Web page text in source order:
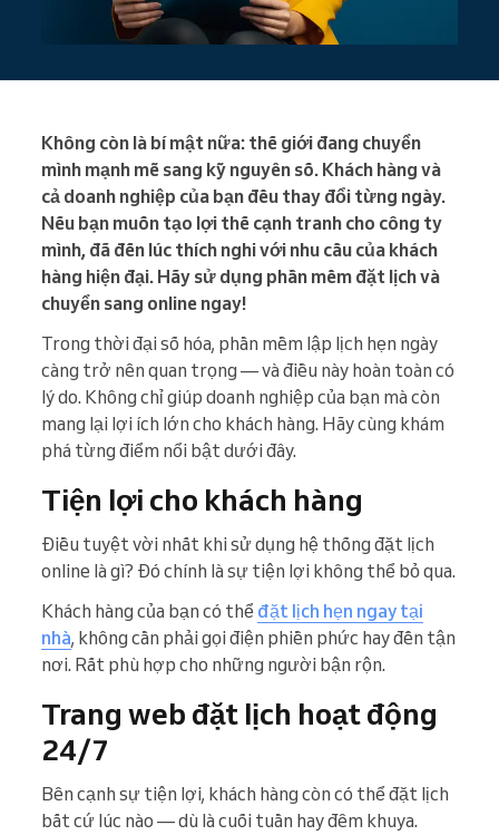
Không còn là bí mật nữa: thế giới đang chuyển
mình mạnh mẽ sang kỹ nguyên số. Khách hàng và
cả doanh nghiệp của bạn đều thay đổi từng ngày.
Nếu bạn muốn tạo lợi thế cạnh tranh cho công ty
mình, đã đến lúc thích nghi với nhu cầu của khách
hàng hiện đại. Hãy sử dụng phần mềm đặt lịch và
chuyển sang online ngay!
Trong thời đại số hóa, phần mềm lập lịch hẹn ngày
càng trở nên quan trọng — và điều này hoàn toàn có
lý do. Không chỉ giúp doanh nghiệp của bạn mà còn
mang lại lợi ích lớn cho khách hàng. Hãy cùng khám
phá từng điểm nổi bật dưới đây.
Tiện lợi cho khách hàng
Điều tuyệt vời nhất khi sử dụng hệ thống đặt lịch
online là gì? Đó chính là sự tiện lợi không thể bỏ qua.
Khách hàng của bạn có thể đặt lịch hẹn ngay tại
nhà, không cần phải gọi điện phiền phức hay đến tận
nơi. Rất phù hợp cho những người bận rộn.
Trang web đặt lịch hoạt động
24/7
Bên cạnh sự tiện lợi, khách hàng còn có thể đặt lịch
bất cứ lúc nào — dù là cuối tuần hay đêm khuya.